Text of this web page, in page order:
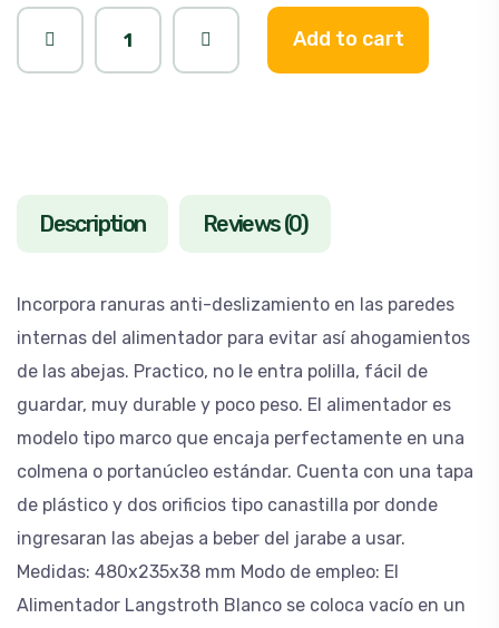
Add to cart
Description Reviews (0)
Incorpora ranuras anti-deslizamiento en las paredes
internas del alimentador para evitar así ahogamientos
de las abejas. Practico, no le entra polilla, fácil de
guardar, muy durable y poco peso. El alimentador es
modelo tipo marco que encaja perfectamente en una
colmena o portanúcleo estándar. Cuenta con una tapa
de plástico y dos orificios tipo canastilla por donde
ingresaran las abejas a beber del jarabe a usar.
Medidas: 480x235x38 mm Modo de empleo: El
Alimentador Langstroth Blanco se coloca vacío en un